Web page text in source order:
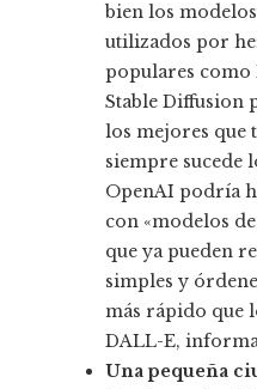
bien los
utilizados por
populares
Stable Diffusion
los mejores que
siempre sucede
OpenAI podría
con «modelos
que ya pueden
simples y
más rápido que
DALL-E,
Una pequeña